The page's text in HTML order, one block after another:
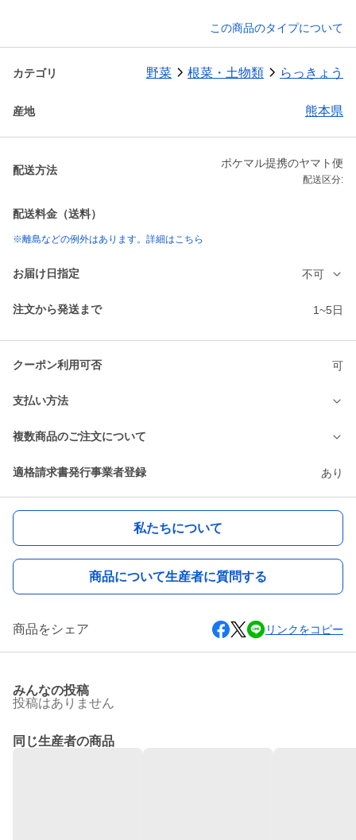
この商品のタイプについて
カテゴリ 野菜 根菜・土物類 らっきょう
産地 熊本県
配送方法
ポケマル提携のヤマト便
配送区分:
配送料金（送料）
※離島などの例外はあります。詳細はこちら
お届け日指定 不可
注文から発送まで 1~5日
クーポン利用可否 可
支払い方法
複数商品のご注文について
適格請求書発行事業者登録 あり
私たちについて
商品について生産者に質問する
商品をシェア リンクをコピー
みんなの投稿
投稿はありません
同じ生産者の商品